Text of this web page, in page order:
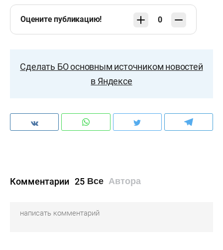
Оцените публикацию! 0
Сделать БО основным источником новостей
в Яндексе
Комментарии 25 Все Автора